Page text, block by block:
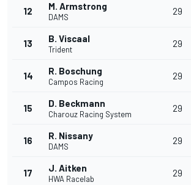
12 M. Armstrong
DAMS
29
13 B. Viscaal
Trident
29
14 R. Boschung
Campos Racing
29
15 D. Beckmann
Charouz Racing System
29
16 R. Nissany
DAMS
29
17 J. Aitken
HWA Racelab
29